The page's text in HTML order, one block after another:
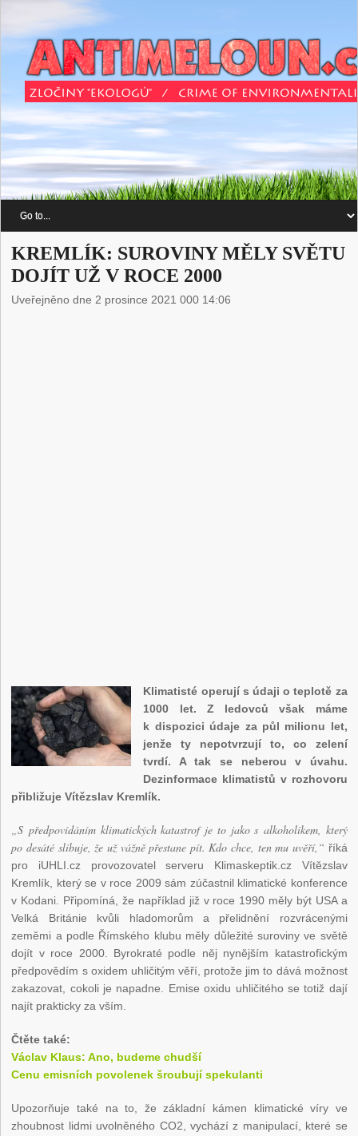
KREMLÍK: SUROVINY MĚLY SVĚTU
DOJÍT UŽ V ROCE 2000
Uveřejněno dne 2 prosince 2021 000 14:06
Klimatisté operují s údaji o teplotě za
1000 let. Z ledovců však máme
k dispozici údaje za půl milionu let,
jenže ty nepotvrzují to, co zelení
tvrdí. A tak se neberou v úvahu.
Dezinformace klimatistů v rozhovoru
přibližuje Vítězslav Kremlík.
„S předpovídáním klimatických katastrof je to jako s alkoholikem, který
po desáté slibuje, že už vážně přestane pít. Kdo chce, ten mu uvěří,“ říká
pro iUHLI.cz provozovatel serveru Klimaskeptik.cz Vítězslav
Kremlík, který se v roce 2009 sám zúčastnil klimatické konference
v Kodani. Připomíná, že například již v roce 1990 měly být USA a
Velká Británie kvůli hladomorům a přelidnění rozvrácenými
zeměmi a podle Římského klubu měly důležité suroviny ve světě
dojít v roce 2000. Byrokraté podle něj nynějším katastrofickým
předpovědím s oxidem uhličitým věří, protože jim to dává možnost
zakazovat, cokoli je napadne. Emise oxidu uhličitého se totiž dají
najít prakticky za vším.
Čtěte také:
Václav Klaus: Ano, budeme chudší
Cenu emisních povolenek šroubují spekulanti
Upozorňuje také na to, že základní kámen klimatické víry ve
zhoubnost lidmi uvolněného CO2, vychází z manipulací, které se